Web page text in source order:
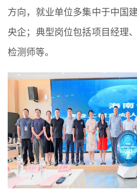
方向，就业单位多集中于中国
央企；典型岗位包括项目经理
检测师等。